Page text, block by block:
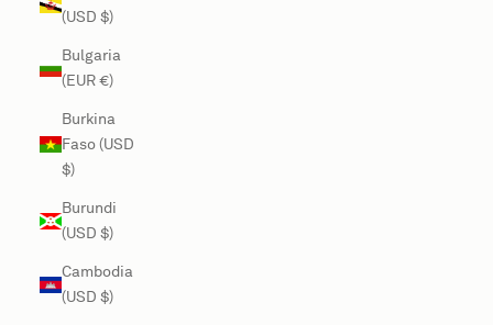
(USD $)
Bulgaria
(EUR €)
Burkina
Faso (USD
$)
Burundi
(USD $)
Cambodia
(USD $)